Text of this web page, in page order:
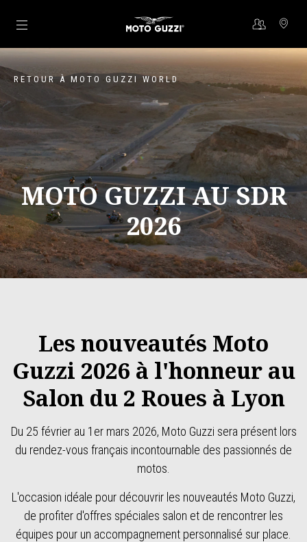
Aller au contenu principal
RETOUR À MOTO GUZZI WORLD
MOTO GUZZI AU SDR
2026
Les nouveautés Moto
Guzzi 2026 à l'honneur au
Salon du 2 Roues à Lyon
Du 25 février au 1er mars 2026, Moto Guzzi sera présent lors
du rendez-vous français incontournable des passionnés de
motos.
L'occasion idéale pour découvrir les nouveautés Moto Guzzi,
de profiter d'offres spéciales salon et de rencontrer les
équipes pour un accompagnement personnalisé sur place.